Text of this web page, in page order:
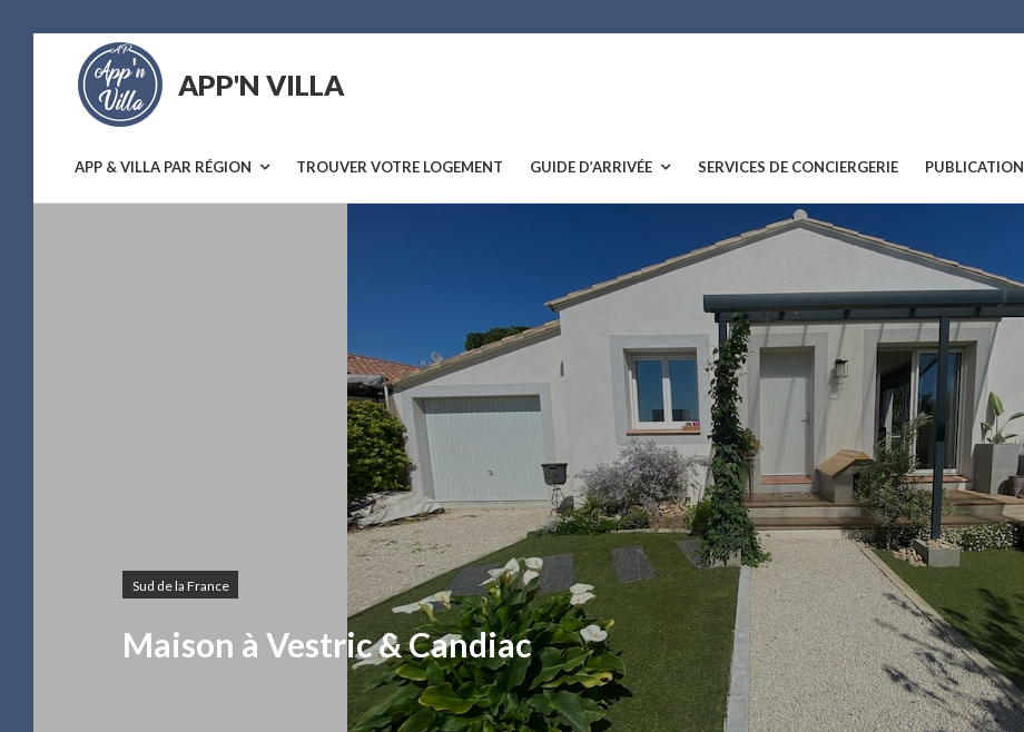
content
APP'N VILLA
APP & VILLA PAR RÉGION TROUVER VOTRE LOGEMENT GUIDE D’ARRIVÉE SERVICES DE CONCIERGERIE PUBLICATION
Sud de la France
Maison à Vestric & Candiac